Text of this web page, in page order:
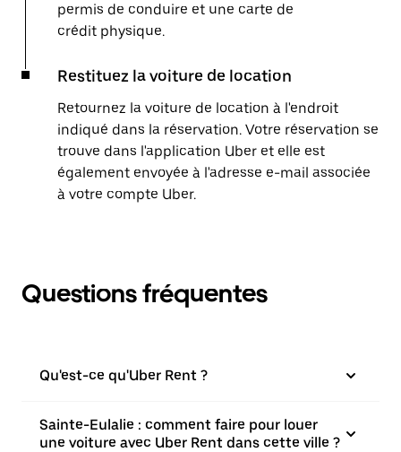
permis de conduire et une carte de
crédit physique.
Restituez la voiture de location
Retournez la voiture de location à l'endroit
indiqué dans la réservation. Votre réservation se
trouve dans l'application Uber et elle est
également envoyée à l'adresse e-mail associée
à votre compte Uber.
Questions fréquentes
Qu'est-ce qu'Uber Rent ?
Sainte-Eulalie : comment faire pour louer
une voiture avec Uber Rent dans cette ville ?